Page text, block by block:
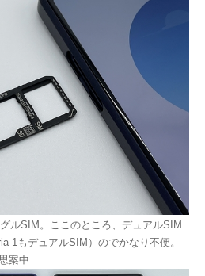
ルSIM。ここのところ、デュアルSIM
1もデュアルSIM）のでかなり不便。
案中